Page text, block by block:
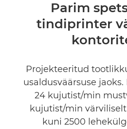
Tehnilised andmed
OSTA TINTI
Parim
tindiprinter
Projekteeritud
usaldusväärsuse
24 kujutist/min
kujutist/min
kuni 2500